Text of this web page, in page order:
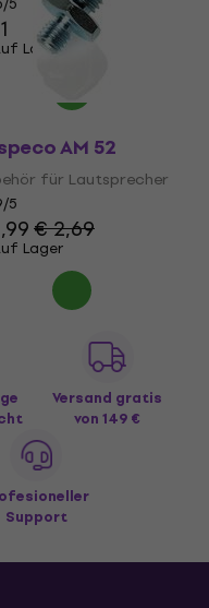
Lager
AM 52
für Lautsprecher
/5
€ 2,69
Lager
Versand gratis
von 149 €
Support